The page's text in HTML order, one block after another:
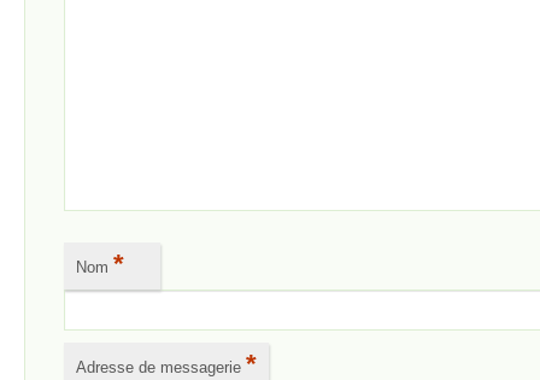
Nom *
Adresse de messagerie *